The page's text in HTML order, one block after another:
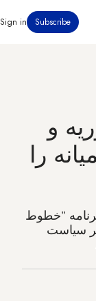
Subscribe
Sign in
و
را
"خطوط
سیاست